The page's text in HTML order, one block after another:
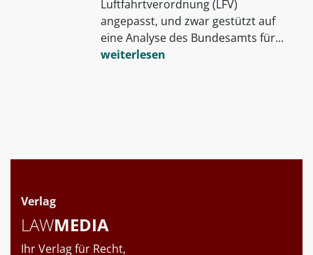
Luftfahrtverordnung (LFV)
angepasst, und zwar gestützt auf
eine Analyse des Bundesamts für...
weiterlesen
Verlag
LAWMEDIA
Ihr Verlag für Recht,